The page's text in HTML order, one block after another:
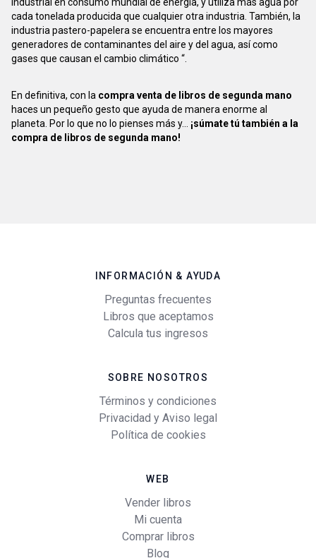
industrial en consumo mundial de energía, y utiliza más agua por
cada tonelada producida que cualquier otra industria. También, la
industria pastero-papelera se encuentra entre los mayores
generadores de contaminantes del aire y del agua, así como
gases que causan el cambio climático “.
En definitiva, con la compra venta de libros de segunda mano
haces un pequeño gesto que ayuda de manera enorme al
planeta. Por lo que no lo pienses más y... ¡súmate tú también a la
compra de libros de segunda mano!
INFORMACIÓN & AYUDA
Preguntas frecuentes
Libros que aceptamos
Calcula tus ingresos
SOBRE NOSOTROS
Términos y condiciones
Privacidad y Aviso legal
Política de cookies
WEB
Vender libros
Mi cuenta
Comprar libros
Blog